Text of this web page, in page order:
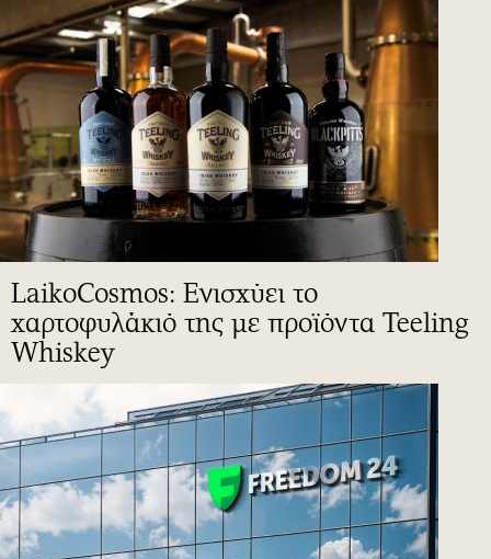
LaikoCosmos: Ενισχύει το
χαρτοφυλάκιό της με προϊόντα Teeling
Whiskey